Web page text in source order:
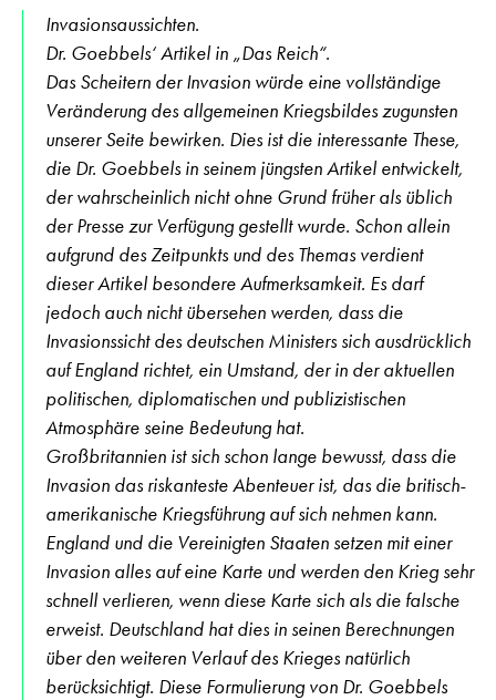
Invasionsaussichten.
Dr. Goebbels‘ Artikel in „Das Reich“.
Das Scheitern der Invasion würde eine vollständige
Veränderung des allgemeinen Kriegsbildes zugunsten
unserer Seite bewirken. Dies ist die interessante These,
die Dr. Goebbels in seinem jüngsten Artikel entwickelt,
der wahrscheinlich nicht ohne Grund früher als üblich
der Presse zur Verfügung gestellt wurde. Schon allein
aufgrund des Zeitpunkts und des Themas verdient
dieser Artikel besondere Aufmerksamkeit. Es darf
jedoch auch nicht übersehen werden, dass die
Invasionssicht des deutschen Ministers sich ausdrücklich
auf England richtet, ein Umstand, der in der aktuellen
politischen, diplomatischen und publizistischen
Atmosphäre seine Bedeutung hat.
Großbritannien ist sich schon lange bewusst, dass die
Invasion das riskanteste Abenteuer ist, das die britisch-
amerikanische Kriegsführung auf sich nehmen kann.
England und die Vereinigten Staaten setzen mit einer
Invasion alles auf eine Karte und werden den Krieg sehr
schnell verlieren, wenn diese Karte sich als die falsche
erweist. Deutschland hat dies in seinen Berechnungen
über den weiteren Verlauf des Krieges natürlich
berücksichtigt. Diese Formulierung von Dr. Goebbels